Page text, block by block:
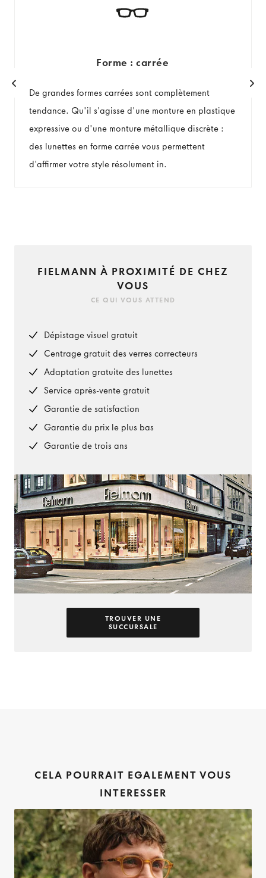
Forme : carrée
De grandes formes carrées sont complètement
tendance. Qu'il s'agisse d'une monture en plastique
expressive ou d'une monture métallique discrète :
des lunettes en forme carrée vous permettent
d'affirmer votre style résolument in.
FIELMANN À PROXIMITÉ DE CHEZ
VOUS
CE QUI VOUS ATTEND
Dépistage visuel gratuit
Centrage gratuit des verres correcteurs
Adaptation gratuite des lunettes
Service après-vente gratuit
Garantie de satisfaction
Garantie du prix le plus bas
Garantie de trois ans
TROUVER UNE
SUCCURSALE
CELA POURRAIT EGALEMENT VOUS
INTERESSER